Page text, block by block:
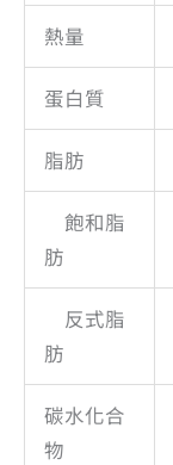
熱量
蛋白質
脂肪
飽和脂
肪
反式脂
肪
碳水化合
物